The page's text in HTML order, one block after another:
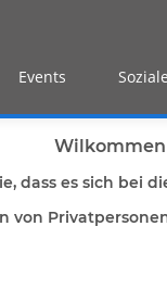
Events
dass es sich bei
von